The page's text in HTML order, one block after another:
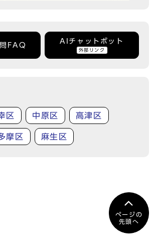
FAQ
AIチャットボット
外部リンク
区 中原区 高津区
摩区 麻生区
ページの
先頭へ